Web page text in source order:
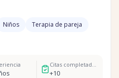
Niños
Terapia de pareja
+10